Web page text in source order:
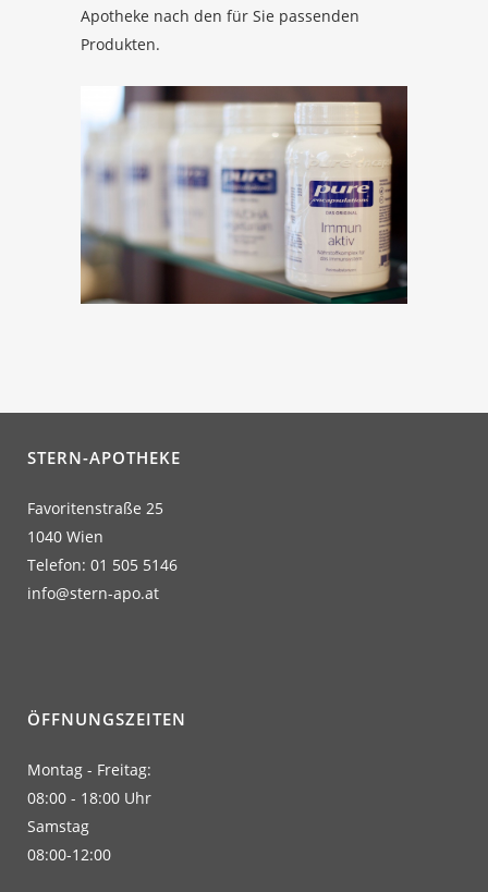
Apotheke nach den für Sie passenden
Produkten.
STERN-APOTHEKE
Favoritenstraße 25
1040 Wien
Telefon: 01 505 5146
info@stern-apo.at
ÖFFNUNGSZEITEN
Montag - Freitag:
08:00 - 18:00 Uhr
Samstag
08:00-12:00